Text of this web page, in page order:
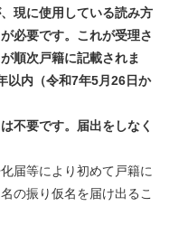
現に使用している読み方
必要です。これが受理さ
順次戸籍に記載されま
以内（令和7年5月26日か
不要です。届出をしなく
届等により初めて戸籍に
の振り仮名を届け出るこ